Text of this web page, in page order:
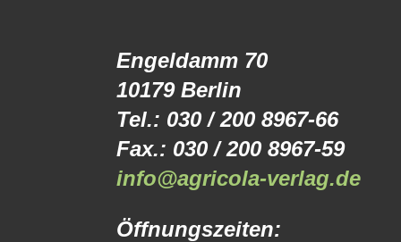
Engeldamm 70
10179 Berlin
Tel.: 030 / 200 8967-66
Fax.: 030 / 200 8967-59
info@agricola-verlag.de
Öffnungszeiten: